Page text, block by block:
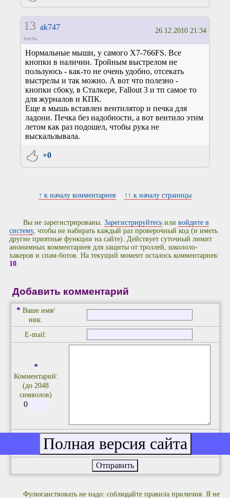
13 ak747
гость
26.12.2010 21:34
Нормальные мыши, у самого X7-766FS. Все
кнопки в наличии. Тройным выстрелом не
пользуюсь - как-то не очень удобно, отсекать
выстрелы и так можно. А вот что полезно -
кнопки сбоку, в Сталкере, Fallout 3 и тп самое то
для журналов и КПК.
Еще в мышь вставлен вентилятор и печка для
ладони. Печка без надобности, а вот вентило этим
летом как раз подошел, чтобы рука не
выскальзывала.
+0
↑ к началу комментариев ↑↑ к началу страницы
Вы не зарегистрированы.Зарегистрируйтесь иливойдите в
систему, чтобы не набирать каждый раз проверочный код (и иметь
другие приятные функции на сайте). Действует суточный лимит
анонимных комментариев для защиты от троллей, школоло-
хакеров и спам-ботов. На текущий момент осталось комментариев:
10.
Добавить комментарий
* Ваше имя/
ник:
E-mail:
*
Комментарий:
(до 2048
символов)
введите две первые цифры из четырёх:14
Фулюганствовать не надо: соблюдайте правила приличия. Я не